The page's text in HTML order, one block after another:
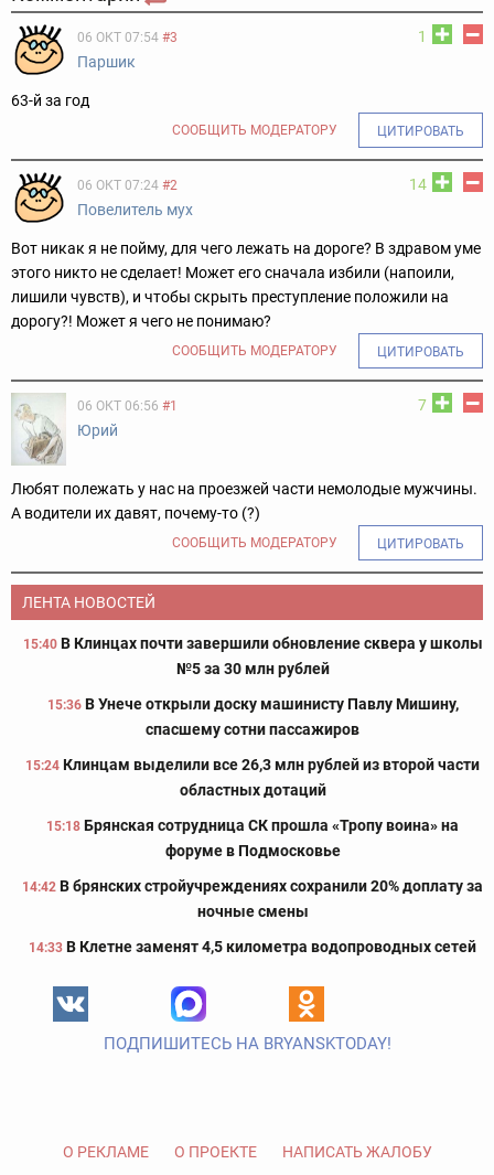
1
06 ОКТ 07:54 #3
Паршик
63-й за год
СООБЩИТЬ МОДЕРАТОРУ ЦИТИРОВАТЬ
14
06 ОКТ 07:24 #2
Повелитель мух
Вот никак я не пойму, для чего лежать на дороге? В здравом уме
этого никто не сделает! Может его сначала избили (напоили,
лишили чувств), и чтобы скрыть преступление положили на
дорогу?! Может я чего не понимаю?
СООБЩИТЬ МОДЕРАТОРУ ЦИТИРОВАТЬ
7
06 ОКТ 06:56 #1
Юрий
Любят полежать у нас на проезжей части немолодые мужчины.
А водители их давят, почему-то (?)
СООБЩИТЬ МОДЕРАТОРУ ЦИТИРОВАТЬ
ЛЕНТА НОВОСТЕЙ
15:40 В Клинцах почти завершили обновление сквера у школы
№5 за 30 млн рублей
15:36 В Унече открыли доску машинисту Павлу Мишину,
спасшему сотни пассажиров
15:24 Клинцам выделили все 26,3 млн рублей из второй части
областных дотаций
15:18 Брянская сотрудница СК прошла «Тропу воина» на
форуме в Подмосковье
14:42 В брянских стройучреждениях сохранили 20% доплату за
ночные смены
14:33 В Клетне заменят 4,5 километра водопроводных сетей
ПОДПИШИТЕСЬ НА BRYANSKTODAY!
О РЕКЛАМЕ О ПРОЕКТЕ НАПИСАТЬ ЖАЛОБУ